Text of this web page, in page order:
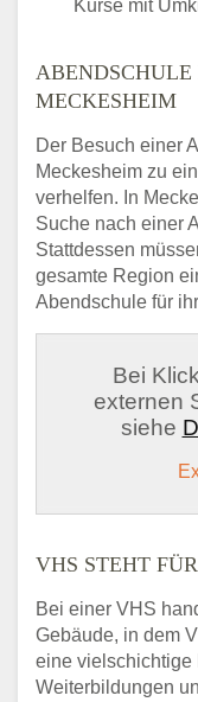
Kurse mit
MECKESHEIM
Der Besuch einer
Meckesheim zu
verhelfen. In
Suche nach einer
Stattdessen
gesamte Region
Abendschule für
Bei
externen
siehe
VHS STEHT
Bei einer VHS
Gebäude, in dem
eine vielschichtige
Weiterbildungen